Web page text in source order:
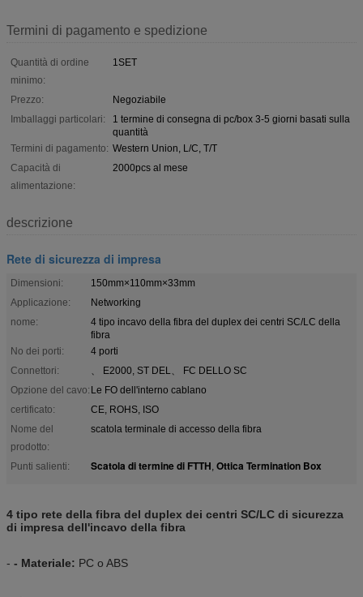
Termini di pagamento e spedizione
Quantità di ordine
minimo:
1SET
Prezzo:
Negoziabile
Imballaggi particolari:
1 termine di consegna di pc/box 3-5 giorni basati sulla
quantità
Termini di pagamento: Western Union, L/C, T/T
Capacità di
alimentazione:
2000pcs al mese
descrizione
Rete di sicurezza di impresa
Dimensioni:
150mm×110mm×33mm
Applicazione:
Networking
nome:
4 tipo incavo della fibra del duplex dei centri SC/LC della
fibra
No dei porti:
4 porti
Connettori:
、 E2000, ST DEL、 FC DELLO SC
Opzione del cavo: Le FO dell'interno cablano
certificato:
CE, ROHS, ISO
Nome del
prodotto:
scatola terminale di accesso della fibra
Punti salienti: Scatola di termine di FTTH, Ottica Termination Box
4 tipo rete della fibra del duplex dei centri SC/LC di sicurezza
di impresa dell'incavo della fibra
- - Materiale: PC o ABS